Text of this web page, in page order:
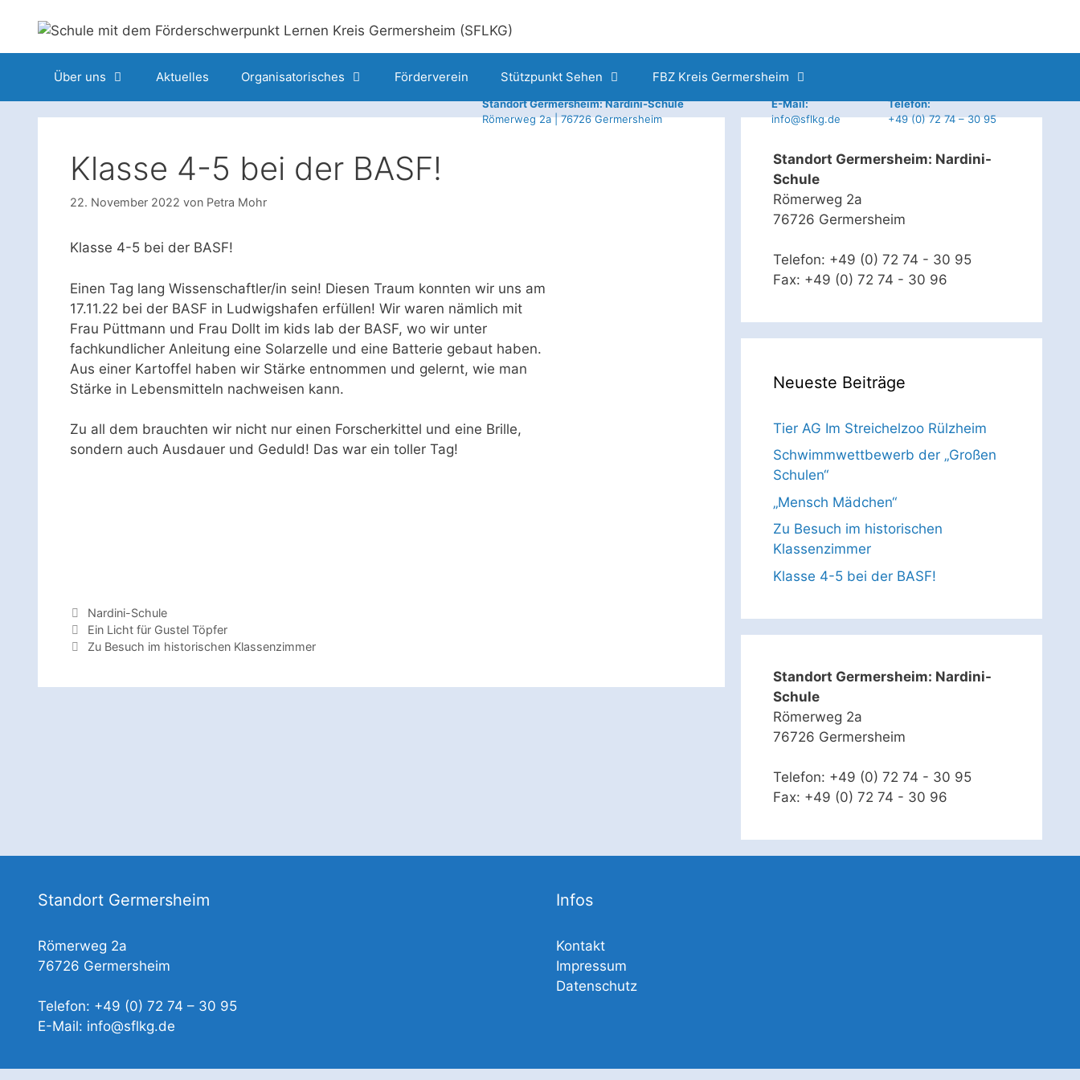
springen
Standort Germersheim: Nardini-Schule
Römerweg 2a | 76726 Germersheim
Telefon:
+49 (0) 72 74 – 30 95
E-Mail:
info@sflkg.de
Über uns Aktuelles Organisatorisches Förderverein Stützpunkt Sehen FBZ Kreis Germersheim
Klasse 4-5 bei der BASF!
22. November 2022 von Petra Mohr
Klasse 4-5 bei der BASF!
Einen Tag lang Wissenschaftler/in sein! Diesen Traum konnten wir uns am
17.11.22 bei der BASF in Ludwigshafen erfüllen! Wir waren nämlich mit
Frau Püttmann und Frau Dollt im kids lab der BASF, wo wir unter
fachkundlicher Anleitung eine Solarzelle und eine Batterie gebaut haben.
Aus einer Kartoffel haben wir Stärke entnommen und gelernt, wie man
Stärke in Lebensmitteln nachweisen kann.
Zu all dem brauchten wir nicht nur einen Forscherkittel und eine Brille,
sondern auch Ausdauer und Geduld! Das war ein toller Tag!
Kategorien
Nardini-Schule
Ein Licht für Gustel Töpfer
Zu Besuch im historischen Klassenzimmer
Standort Germersheim: Nardini-
Schule
Römerweg 2a
76726 Germersheim
Telefon: +49 (0) 72 74 - 30 95
Fax: +49 (0) 72 74 - 30 96
Neueste Beiträge
Tier AG Im Streichelzoo Rülzheim
Schwimmwettbewerb der „Großen
Schulen“
„Mensch Mädchen“
Zu Besuch im historischen
Klassenzimmer
Klasse 4-5 bei der BASF!
Standort Germersheim: Nardini-
Schule
Römerweg 2a
76726 Germersheim
Telefon: +49 (0) 72 74 - 30 95
Fax: +49 (0) 72 74 - 30 96
Standort Germersheim
Römerweg 2a
76726 Germersheim
Telefon: +49 (0) 72 74 – 30 95
E-Mail: info@sflkg.de
Infos
Kontakt
Impressum
Datenschutz